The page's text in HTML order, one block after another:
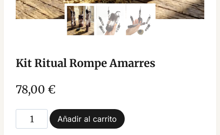
Kit Ritual Rompe Amarres
78,00 €
Ritual
Añadir al carrito